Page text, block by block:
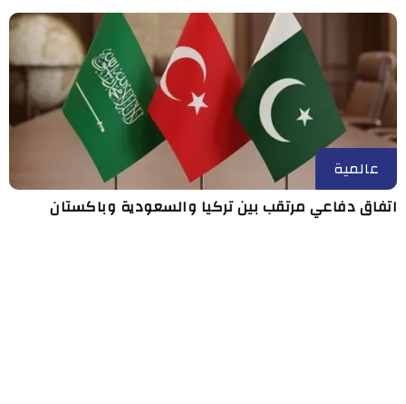
عالمية
اتفاق دفاعي مرتقب بين تركيا والسعودية وباكستان